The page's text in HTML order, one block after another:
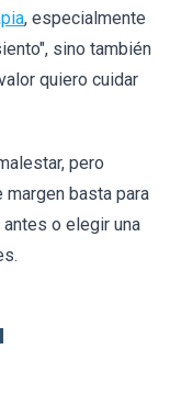
, especialmente
sino también
quiero cuidar
pero
margen basta para
o elegir una